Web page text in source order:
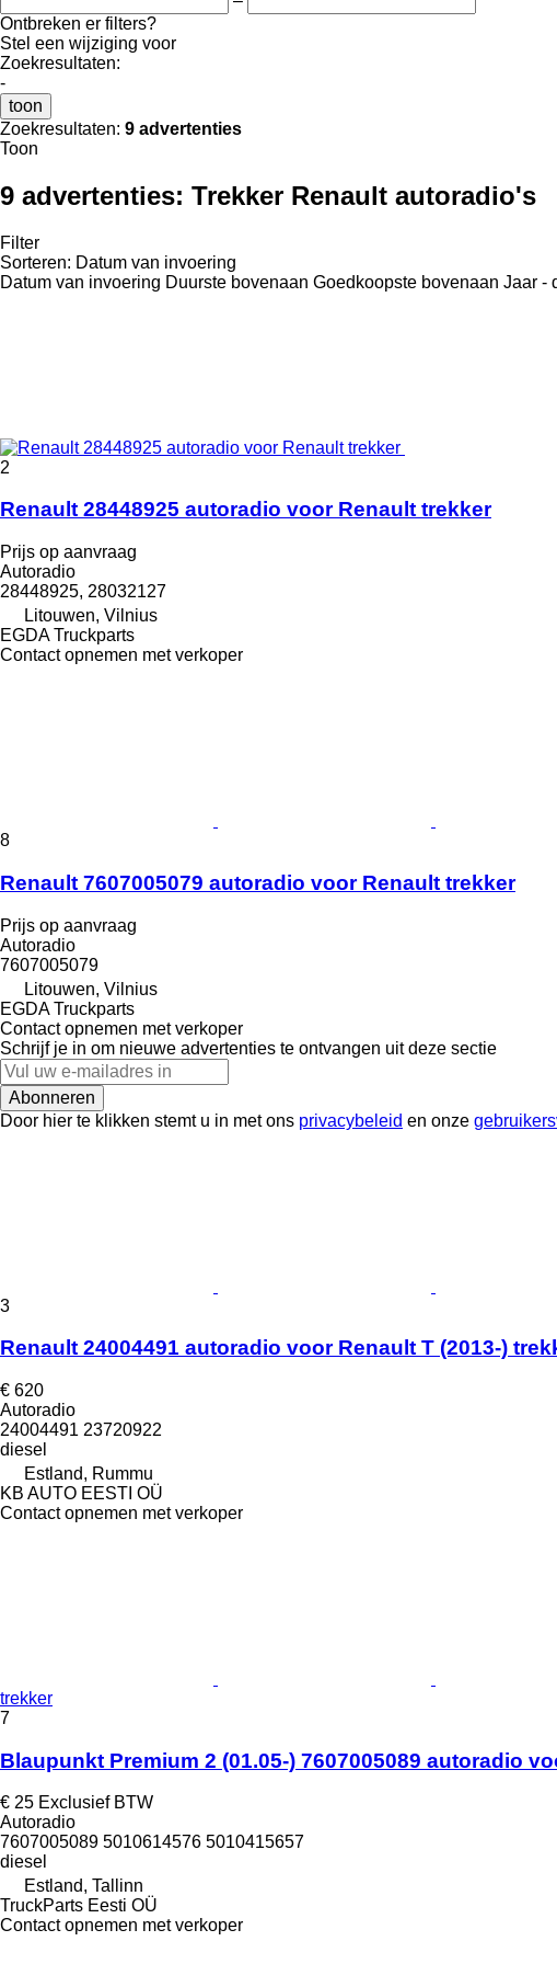
Ontbreken er filters?
Stel een wijziging voor
Zoekresultaten:
-
toon
Zoekresultaten: 9 advertenties
Toon
9 advertenties: Trekker Renault autoradio's
Filter
Sorteren: Datum van invoering
Datum van invoering Duurste bovenaan Goedkoopste bovenaan Jaar -
2
Renault 28448925 autoradio voor Renault trekker
Prijs op aanvraag
Autoradio
28448925, 28032127
Litouwen, Vilnius
EGDA Truckparts
Contact opnemen met verkoper
8
Renault 7607005079 autoradio voor Renault trekker
Prijs op aanvraag
Autoradio
7607005079
Litouwen, Vilnius
EGDA Truckparts
Contact opnemen met verkoper
Schrijf je in om nieuwe advertenties te ontvangen uit deze sectie
Abonneren
Door hier te klikken stemt u in met ons privacybeleid en onze
3
Renault 24004491 autoradio voor Renault T (2013-)
€ 620
Autoradio
24004491 23720922
diesel
Estland, Rummu
KB AUTO EESTI OÜ
Contact opnemen met verkoper
trekker
7
Blaupunkt Premium 2 (01.05-) 7607005089 autoradio
€ 25 Exclusief BTW
Autoradio
7607005089 5010614576 5010415657
diesel
Estland, Tallinn
TruckParts Eesti OÜ
Contact opnemen met verkoper